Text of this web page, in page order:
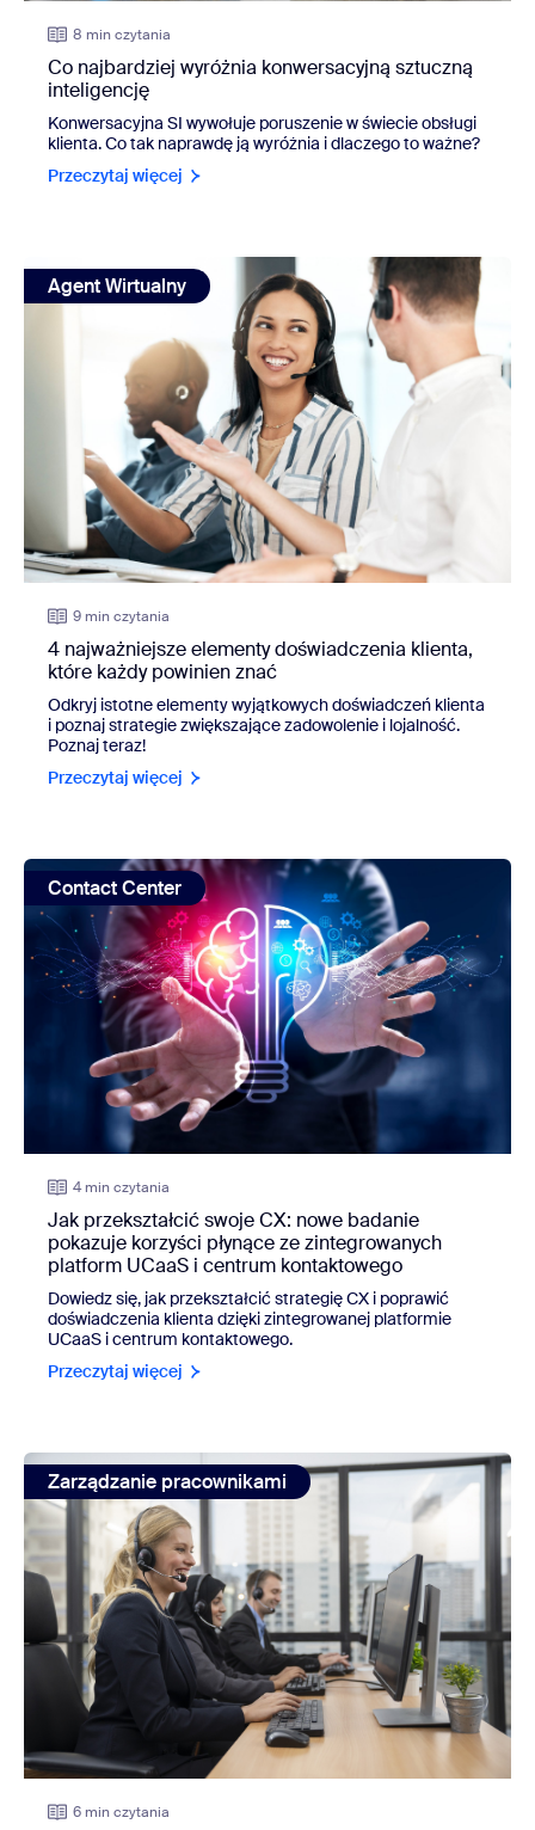
8 min czytania
Co najbardziej wyróżnia konwersacyjną sztuczną
inteligencję
Konwersacyjna SI wywołuje poruszenie w świecie obsługi
klienta. Co tak naprawdę ją wyróżnia i dlaczego to ważne?
Przeczytaj więcej
view: 4 najważniejsze elementy doświadczenia klienta,
Agent Wirtualny
9 min czytania
4 najważniejsze elementy doświadczenia klienta,
które każdy powinien znać
Odkryj istotne elementy wyjątkowych doświadczeń klienta
i poznaj strategie zwiększające zadowolenie i lojalność.
Poznaj teraz!
Przeczytaj więcej
view: Jak przekształcić swoje CX: nowe badanie
Contact Center
4 min czytania
Jak przekształcić swoje CX: nowe badanie
pokazuje korzyści płynące ze zintegrowanych
platform UCaaS i centrum kontaktowego
Dowiedz się, jak przekształcić strategię CX i poprawić
doświadczenia klienta dzięki zintegrowanej platformie
UCaaS i centrum kontaktowego.
Przeczytaj więcej
view: Koniec z uciążliwym planowaniem: poznaj swoje
Zarządzanie pracownikami
6 min czytania